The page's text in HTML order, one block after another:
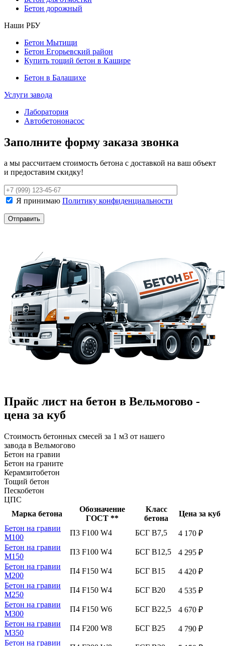
Бетон дорожный
Наши РБУ
Бетон Мытищи
Бетон Егорьевский район
Купить тощий бетон в Кашире
Бетон в Балашихе
Услуги завода
Лаборатория
Автобетононасос
Заполните форму заказа звонка
а мы рассчитаем стоимость бетона с доставкой на ваш объект
и предоставим скидку!
Я принимаю Политику конфиденциальности
Прайс лист на бетон в Вельмогово -
цена за куб
Стоимость бетонных смесей за 1 м3 от нашего
завода в Вельмогово
Бетон на гравии
Бетон на граните
Керамзитобетон
Тощий бетон
Пескобетон
ЦПС
Марка бетона
Обозначение
ГОСТ **
Класс
бетона
Цена за куб
Бетон на гравии
М100
П3 F100 W4 БСГ В7,5
4 170 ₽
Бетон на гравии
М150
П3 F100 W4 БСГ В12,5
4 295 ₽
Бетон на гравии
М200
П4 F150 W4 БСГ В15
4 420 ₽
Бетон на гравии
М250
П4 F150 W4 БСГ В20
4 535 ₽
Бетон на гравии
М300
П4 F150 W6 БСГ В22,5
4 670 ₽
Бетон на гравии
М350
П4 F200 W8 БСГ В25
4 790 ₽
Бетон на гравии